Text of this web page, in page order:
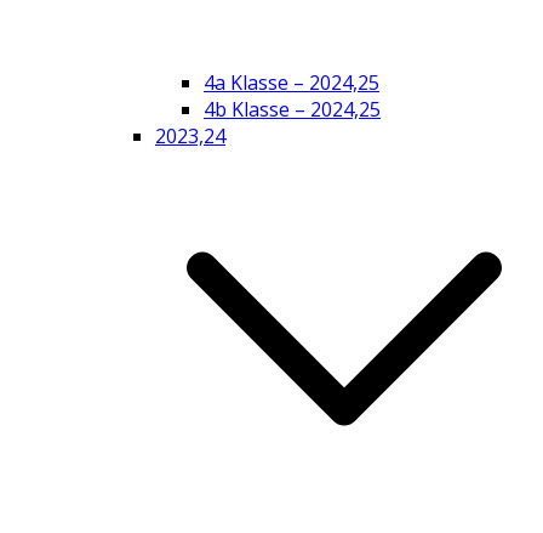
4a Klasse – 2024,25
4b Klasse – 2024,25
2023,24